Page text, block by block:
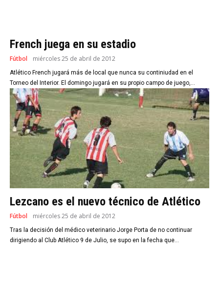
French juega en su estadio
Fútbol miércoles 25 de abril de 2012
Atlético French jugará más de local que nunca su continiudad en el
Torneo del Interior. El domingo jugará en su propio campo de juego,...
Lezcano es el nuevo técnico de Atlético
Fútbol miércoles 25 de abril de 2012
Tras la decisión del médico veterinario Jorge Porta de no continuar
dirigiendo al Club Atlético 9 de Julio, se supo en la fecha que...